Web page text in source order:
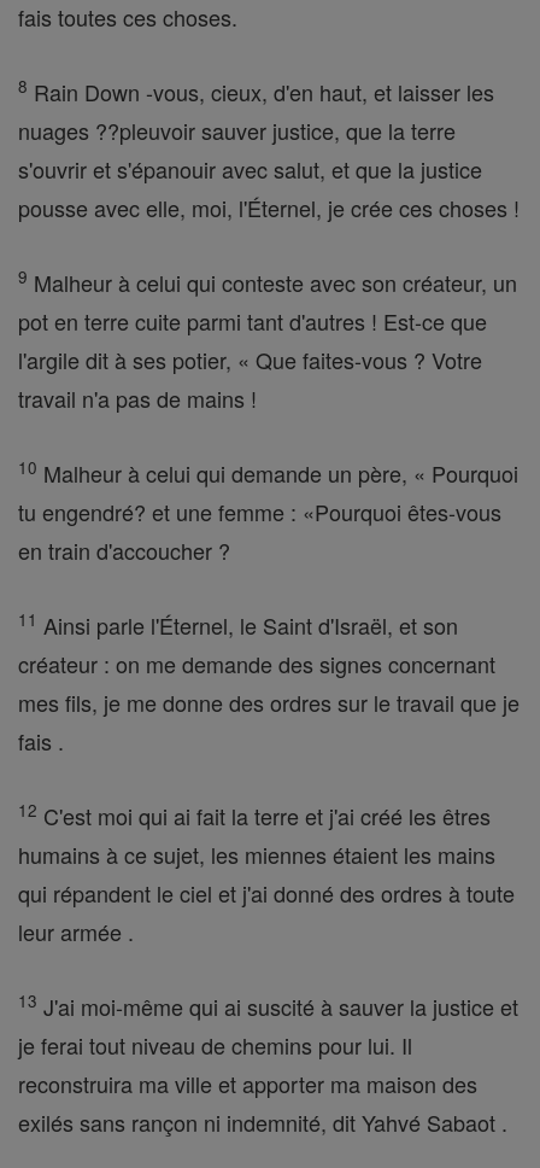
fais toutes ces choses.
8 Rain Down -vous, cieux, d'en haut, et laisser les
nuages ??pleuvoir sauver justice, que la terre
s'ouvrir et s'épanouir avec salut, et que la justice
pousse avec elle, moi, l'Éternel, je crée ces choses !
9 Malheur à celui qui conteste avec son créateur, un
pot en terre cuite parmi tant d'autres ! Est-ce que
l'argile dit à ses potier, « Que faites-vous ? Votre
travail n'a pas de mains !
10 Malheur à celui qui demande un père, « Pourquoi
tu engendré? et une femme : «Pourquoi êtes-vous
en train d'accoucher ?
11 Ainsi parle l'Éternel, le Saint d'Israël, et son
créateur : on me demande des signes concernant
mes fils, je me donne des ordres sur le travail que je
fais .
12 C'est moi qui ai fait la terre et j'ai créé les êtres
humains à ce sujet, les miennes étaient les mains
qui répandent le ciel et j'ai donné des ordres à toute
leur armée .
13 J'ai moi-même qui ai suscité à sauver la justice et
je ferai tout niveau de chemins pour lui. Il
reconstruira ma ville et apporter ma maison des
exilés sans rançon ni indemnité, dit Yahvé Sabaot .